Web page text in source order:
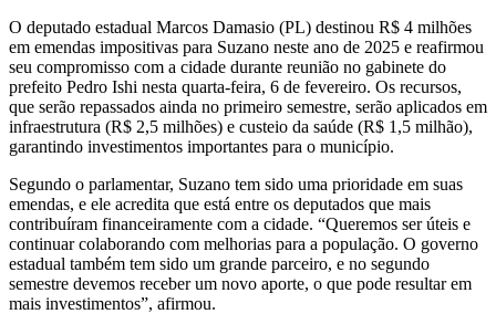
O deputado estadual Marcos Damasio (PL) destinou R$ 4 milhões
em emendas impositivas para Suzano neste ano de 2025 e reafirmou
seu compromisso com a cidade durante reunião no gabinete do
prefeito Pedro Ishi nesta quarta-feira, 6 de fevereiro. Os recursos,
que serão repassados ainda no primeiro semestre, serão aplicados em
infraestrutura (R$ 2,5 milhões) e custeio da saúde (R$ 1,5 milhão),
garantindo investimentos importantes para o município.
Segundo o parlamentar, Suzano tem sido uma prioridade em suas
emendas, e ele acredita que está entre os deputados que mais
contribuíram financeiramente com a cidade. “Queremos ser úteis e
continuar colaborando com melhorias para a população. O governo
estadual também tem sido um grande parceiro, e no segundo
semestre devemos receber um novo aporte, o que pode resultar em
mais investimentos”, afirmou.